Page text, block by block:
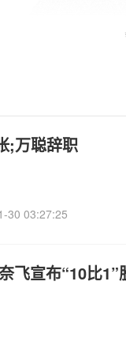
;万聪辞职
30 03:27:25
飞宣布“10比